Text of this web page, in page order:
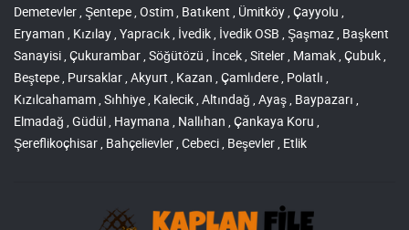
Demetevler , Şentepe , Ostim , Batıkent , Ümitköy , Çayyolu ,
Eryaman , Kızılay , Yapracık , İvedik , İvedik OSB , Şaşmaz , Başkent
Sanayisi , Çukurambar , Söğütözü , İncek , Siteler , Mamak , Çubuk ,
Beştepe , Pursaklar , Akyurt , Kazan , Çamlıdere , Polatlı ,
Kızılcahamam , Sıhhiye , Kalecik , Altındağ , Ayaş , Baypazarı ,
Elmadağ , Güdül , Haymana , Nallıhan , Çankaya Koru ,
Şereflikoçhisar , Bahçelievler , Cebeci , Beşevler , Etlik